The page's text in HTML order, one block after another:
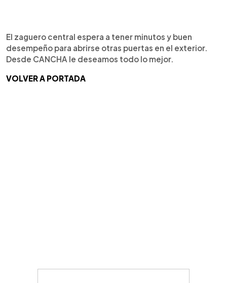
El zaguero central espera a tener minutos y buen
desempeño para abrirse otras puertas en el exterior.
Desde CANCHA le deseamos todo lo mejor.
VOLVER A PORTADA